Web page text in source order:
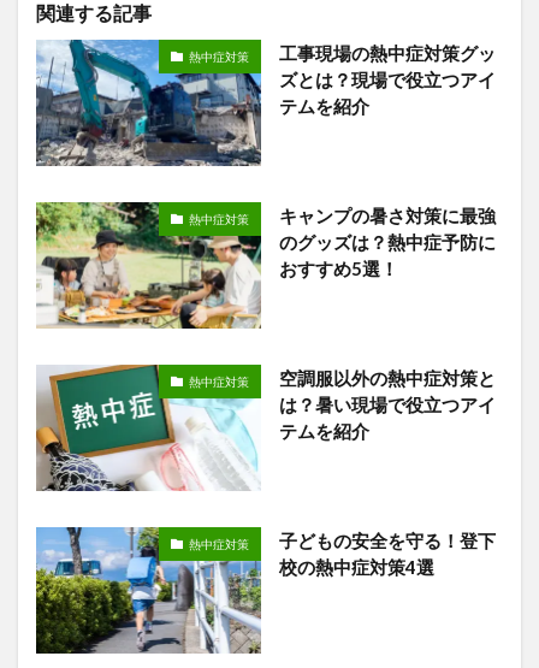
関連する記事
熱中症対策
工事現場の熱中症対策グッ
ズとは？現場で役立つアイ
テムを紹介
熱中症対策
キャンプの暑さ対策に最強
のグッズは？熱中症予防に
おすすめ5選！
熱中症対策
空調服以外の熱中症対策と
は？暑い現場で役立つアイ
テムを紹介
熱中症対策
子どもの安全を守る！登下
校の熱中症対策4選